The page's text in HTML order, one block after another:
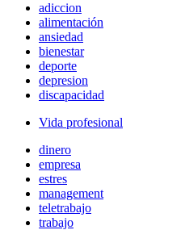
adiccion
alimentación
ansiedad
bienestar
deporte
depresion
discapacidad
Vida profesional
dinero
empresa
estres
management
teletrabajo
trabajo